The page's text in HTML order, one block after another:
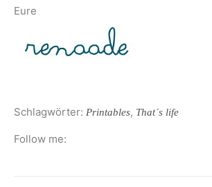
Eure
Schlagwörter: Printables, That´s life
Follow me: